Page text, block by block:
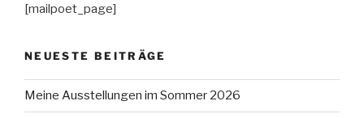
[mailpoet_page]
NEUESTE BEITRÄGE
Meine Ausstellungen im Sommer 2026